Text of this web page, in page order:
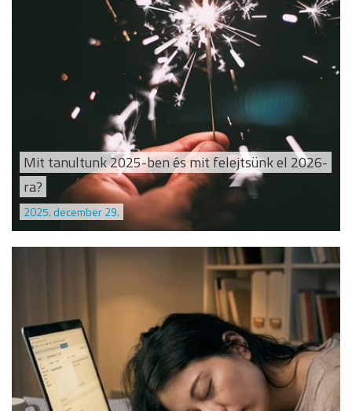
Mit tanultunk 2025-ben és mit felejtsünk el 2026-
ra?
2025. december 29.